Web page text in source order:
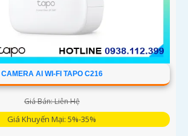
CAMERA AI WI-FI TAPO C216
Giá Bán: Liên Hệ
Giá Khuyến Mại: 5%-35%